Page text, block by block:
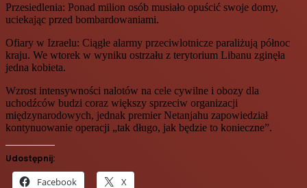
Przesiedlenia: Ponad milion osób musiało opuścić swoje domy,
uciekając przed bombardowaniami.
Ofiary w Izraelu: Ciągłe alarmy przeciwlotnicze paraliżują północ
kraju. We wtorek w wyniku ostrzału z terytorium Libanu zginęła
jedna kobieta.
Wzrost intensywności nalotów na cele cywilne i obozy dla
uchodźców budzi coraz większy sprzeciw organizacji
międzynarodowych, jednak premier Netanjahu zapowiedział
kontynuowanie operacji „tak długo, jak będzie to konieczne”.
Udostępnij:
Facebook X